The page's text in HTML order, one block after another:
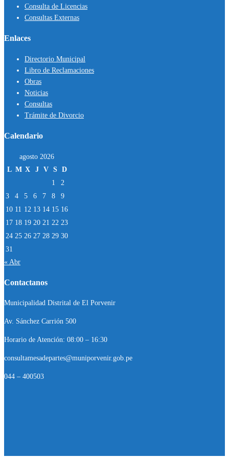
Consulta de Licencias
Consultas Externas
Enlaces
Directorio Municipal
Libro de Reclamaciones
Obras
Noticias
Consultas
Trámite de Divorcio
Calendario
agosto 2026
L M X J V S D
1
2
3
4 5 6 7 8
9
10 11 12 13 14 15 16
17 18 19 20 21 22 23
24 25 26 27 28 29 30
31
« Abr
Contactanos
Municipalidad Distrital de El Porvenir
Av. Sánchez Carrión 500
Horario de Atención: 08:00 – 16:30
consultamesadepartes@muniporvenir.gob.pe
044 – 400503